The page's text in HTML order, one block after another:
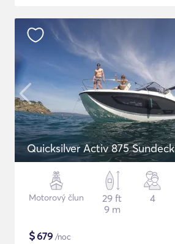
Quicksilver Activ 875 Sundeck
Motorový člun
29 ft
9 m
4
$679 /noc